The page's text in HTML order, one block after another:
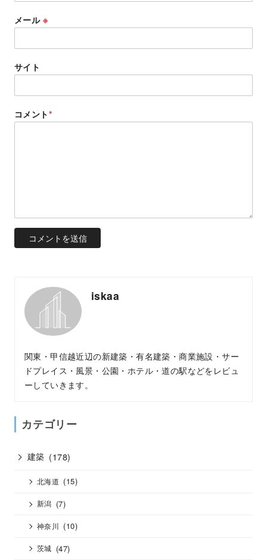
メール ※
サイト
コメント*
iskaa
関東・甲信越近辺の新建築・有名建築・商業施設・サー
ドプレイス・風景・公園・ホテル・道の駅などをレビュ
ーしていきます。
カテゴリー
建築 (178)
北海道 (15)
新潟 (7)
神奈川 (10)
茨城 (47)